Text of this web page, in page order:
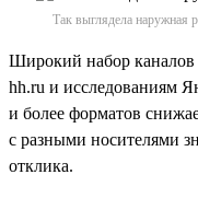
Так выглядела наружная
Широкий набор
hh.ru и исследованиям
и более форматов
с разными носителями
отклика.